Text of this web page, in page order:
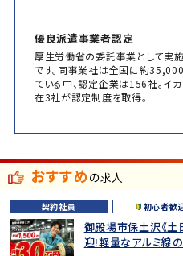
優良派遣事業者認定
厚生労働省の委託事業として実
です。同事業社は全国に約
ている中、認定企業は156社。イ
在3社が認定制度を取得。
おすすめの求人
契約社員 初心者歓
御殿場市保土沢《土
迎!軽量なアルミ線